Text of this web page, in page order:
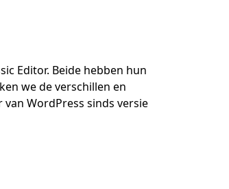
Editor. Beide hebben hun
we de verschillen en
WordPress sinds versie